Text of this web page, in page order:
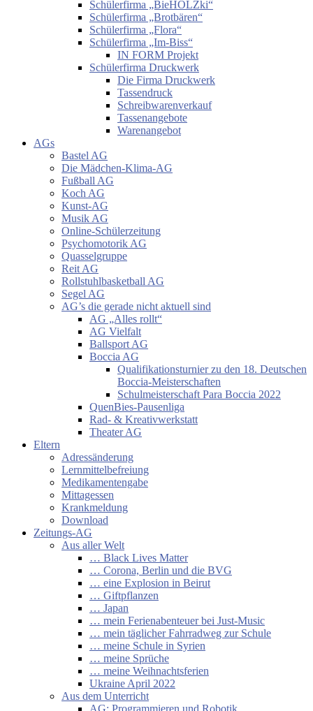
Schülerfirma „BieHOLZki“
Schülerfirma „Brotbären“
Schülerfirma „Flora“
Schülerfirma „Im-Biss“
IN FORM Projekt
Schülerfirma Druckwerk
Die Firma Druckwerk
Tassendruck
Schreibwarenverkauf
Tassenangebote
Warenangebot
AGs
Bastel AG
Die Mädchen-Klima-AG
Fußball AG
Koch AG
Kunst-AG
Musik AG
Online-Schülerzeitung
Psychomotorik AG
Quasselgruppe
Reit AG
Rollstuhlbasketball AG
Segel AG
AG’s die gerade nicht aktuell sind
AG „Alles rollt“
AG Vielfalt
Ballsport AG
Boccia AG
Qualifikationsturnier zu den 18. Deutschen
Boccia-Meisterschaften
Schulmeisterschaft Para Boccia 2022
QuenBies-Pausenliga
Rad- & Kreativwerkstatt
Theater AG
Eltern
Adressänderung
Lernmittelbefreiung
Medikamentengabe
Mittagessen
Krankmeldung
Download
Zeitungs-AG
Aus aller Welt
… Black Lives Matter
… Corona, Berlin und die BVG
… eine Explosion in Beirut
… Giftpflanzen
… Japan
… mein Ferienabenteuer bei Just-Music
… mein täglicher Fahrradweg zur Schule
… meine Schule in Syrien
… meine Sprüche
… meine Weihnachtsferien
Ukraine April 2022
Aus dem Unterricht
AG: Programmieren und Robotik